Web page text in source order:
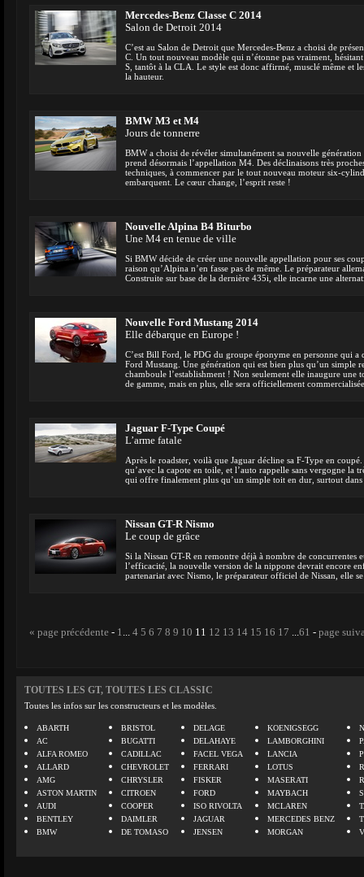
Mercedes-Benz Classe C 2014
Salon de Detroit 2014
C’est au Salon de Detroit que Mercedes-Benz a choisi de
C. Un tout nouveau modèle qui n’étonne pas vraiment,
S, tantôt à la CLA. Le style est donc affirmé, musclé même et
la hauteur.
BMW M3 et M4
Jours de tonnerre
BMW a choisi de révéler simultanément sa nouvelle
prend désormais l’appellation M4. Des déclinaisons très
techniques, à commencer par le tout nouveau moteur six-
embarquent. Le cœur change, l’esprit reste !
Nouvelle Alpina B4 Biturbo
Une M4 en tenue de ville
Si BMW décide de créer une nouvelle appellation pour ses
raison qu’Alpina n’en fasse pas de même. Le préparateur
Construite sur base de la dernière 435i, elle incarne une
Nouvelle Ford Mustang 2014
Elle débarque en Europe !
C’est Bill Ford, le PDG du groupe éponyme en personne qui a
Ford Mustang. Une génération qui est bien plus qu’un simple
chamboule l’establishment ! Non seulement elle inaugure une
de gamme, mais en plus, elle sera officiellement
Jaguar F-Type Coupé
L’arme fatale
Après le roadster, voilà que Jaguar décline sa F-Type en
qu’avec la capote en toile, et l’auto rappelle sans vergogne la
qui offre finalement plus qu’un simple toit en dur, surtout
Nissan GT-R Nismo
Le coup de grâce
Si la Nissan GT-R en remontre déjà à nombre de concurrentes
l’efficacité, la nouvelle version de la nippone devrait encore
partenariat avec Nismo, le préparateur officiel de Nissan, elle
« page précédente - 1... 4 5 6 7 8 9 10 11 12 13 14 15 16 17 ...61 - page
TOUTES LES GT, TOUTES LES CLASSIC
Toutes les infos sur les constructeurs et les modèles.
ABARTH
AC
ALFA ROMEO
ALLARD
AMG
ASTON MARTIN
AUDI
BENTLEY
BMW
BRISTOL
BUGATTI
CADILLAC
CHEVROLET
CHRYSLER
CITROEN
COOPER
DAIMLER
DE TOMASO
DELAGE
DELAHAYE
FACEL VEGA
FERRARI
FISKER
FORD
ISO RIVOLTA
JAGUAR
JENSEN
KOENIGSEGG
LAMBORGHINI
LANCIA
LOTUS
MASERATI
MAYBACH
MCLAREN
MERCEDES BENZ
MORGAN